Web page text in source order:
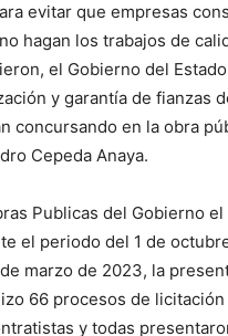
evitar que empresas
hagan los trabajos de
el Gobierno del
y garantía de fianzas
concursando en la obra
Cepeda Anaya.
Publicas del Gobierno el
el periodo del 1 de
marzo de 2023, la
66 procesos de licitación
y todas